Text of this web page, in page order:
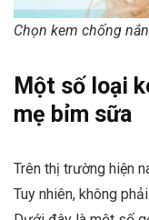
Chọn kem chống
Một số loại
mẹ bỉm sữa
Trên thị trường hiện
Tuy nhiên, không